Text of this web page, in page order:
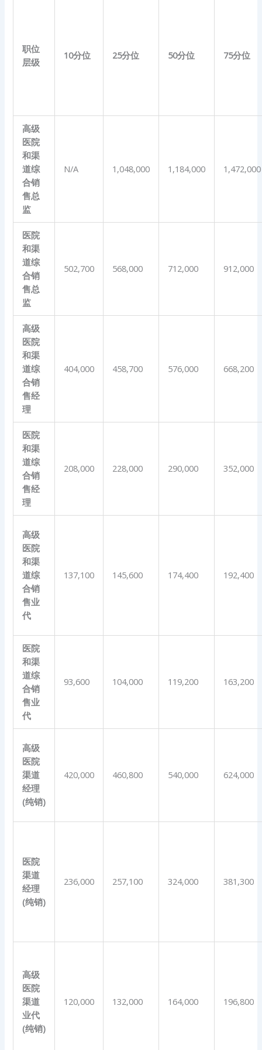
职位
层级
10分位 25分位 50分位 75分位
高级
医院
和渠
道综
合销
售总
监
N/A 1,048,000 1,184,000 1,472,000
医院
和渠
道综
合销
售总
监
502,700 568,000 712,000 912,000
高级
医院
和渠
道综
合销
售经
理
404,000 458,700 576,000 668,200
医院
和渠
道综
合销
售经
理
208,000 228,000 290,000 352,000
高级
医院
和渠
道综
合销
售业
代
137,100 145,600 174,400 192,400
医院
和渠
道综
合销
售业
代
93,600 104,000 119,200 163,200
高级
医院
渠道
经理
(纯销)
420,000 460,800 540,000 624,000
医院
渠道
经理
(纯销)
236,000 257,100 324,000 381,300
高级
医院
渠道
业代
(纯销)
120,000 132,000 164,000 196,800